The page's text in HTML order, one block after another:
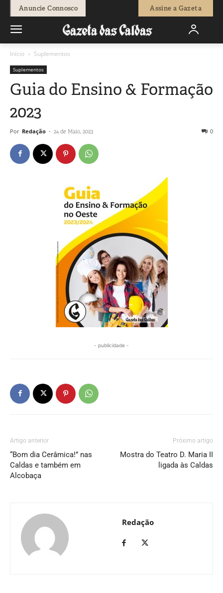
Anuncie Connosco Assine a Gazeta
Início Suplementos
Suplementos
Guia do Ensino & Formação
2023
Por Redação - 24 de Maio, 2023 0
- publicidade -
Artigo anterior
“Bom dia Cerâmica!” nas
Caldas e também em
Alcobaça
Próximo artigo
Mostra do Teatro D. Maria II
ligada às Caldas
Redação